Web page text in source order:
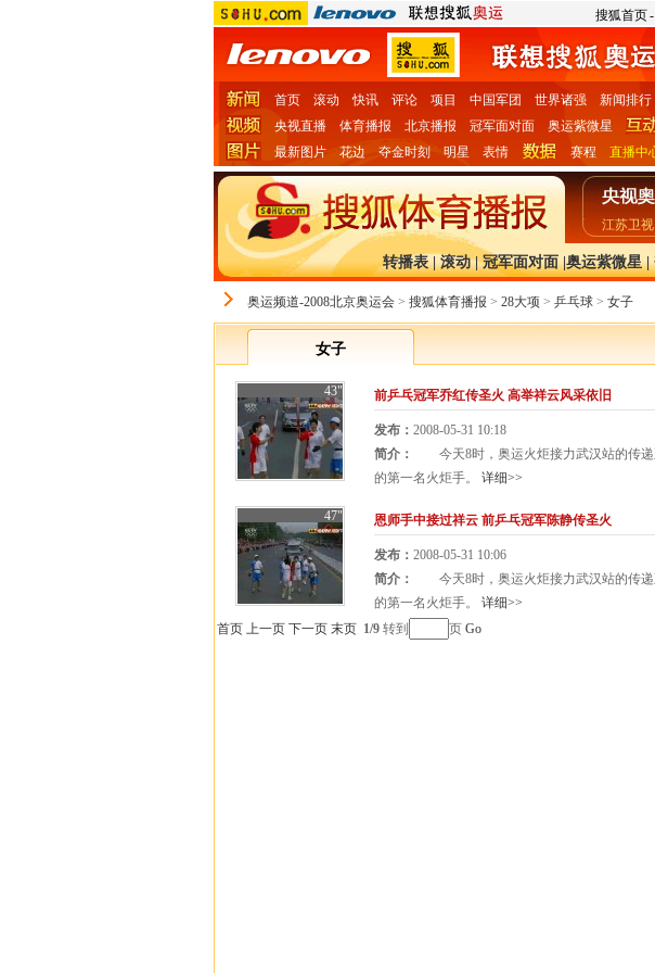
搜狐首页-
首页 滚动 快讯 评论 项目 中国军团 世界诸强 新闻排行
央视直播
体育播报 北京播报 冠军面对面 奥运紫微星
最新图片
花边 夺金时刻 明星 表情 赛程 直播中
江苏卫视
转播表|滚动|冠军面对面|奥运紫微星|
奥运频道-2008北京奥运会 > 搜狐体育播报 > 28大项 > 乒乓球 > 女子
女子
43" 前乒乓冠军乔红传圣火 高举祥云风采依旧
发布： 2008-05-31 10:18
简介：
今天8时，奥运火炬接力武汉站的传递
的第一名火炬手。 详细>>
47" 恩师手中接过祥云 前乒乓冠军陈静传圣火
发布： 2008-05-31 10:06
简介：
今天8时，奥运火炬接力武汉站的传递
的第一名火炬手。 详细>>
首页 上一页 下一页 末页 1/9 转到 页 Go